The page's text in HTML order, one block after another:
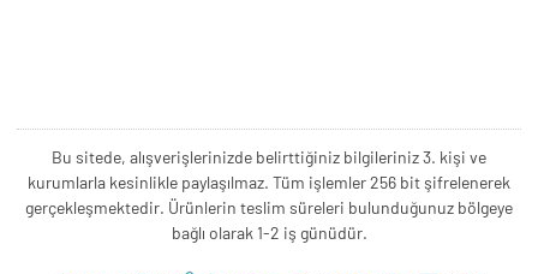
Bu sitede, alışverişlerinizde belirttiğiniz bilgileriniz 3. kişi ve
kurumlarla kesinlikle paylaşılmaz. Tüm işlemler 256 bit şifrelenerek
gerçekleşmektedir. Ürünlerin teslim süreleri bulunduğunuz bölgeye
bağlı olarak 1-2 iş günüdür.